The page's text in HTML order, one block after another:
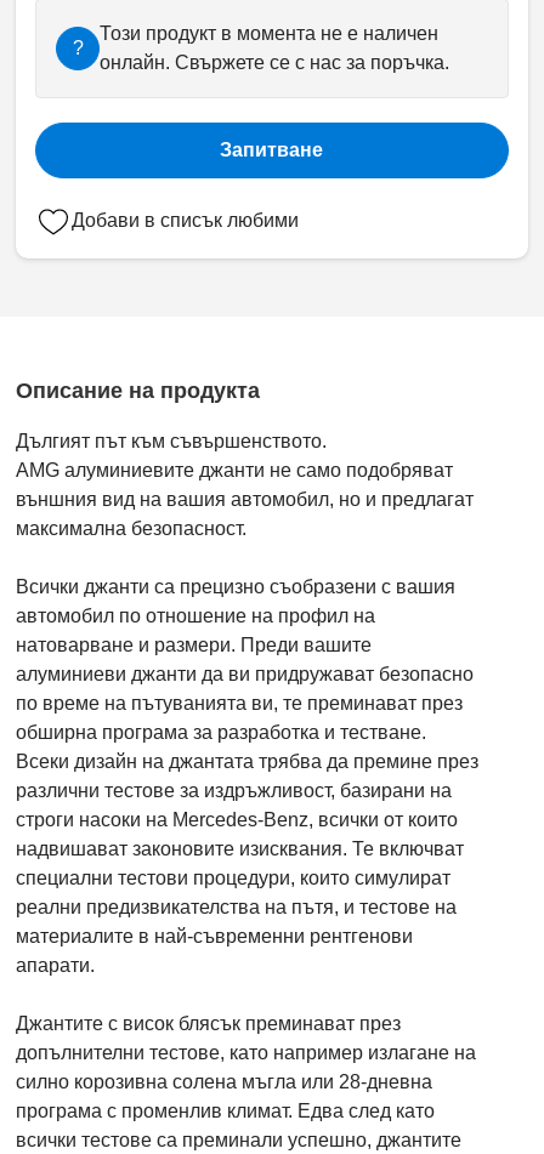
?
Този продукт в момента не е наличен
онлайн. Свържете се с нас за поръчка.
Запитване
Добави в списък любими
Описание на продукта
Дългият път към съвършенството.
AMG алуминиевите джанти не само подобряват
външния вид на вашия автомобил, но и предлагат
максимална безопасност.
Всички джанти са прецизно съобразени с вашия
автомобил по отношение на профил на
натоварване и размери. Преди вашите
алуминиеви джанти да ви придружават безопасно
по време на пътуванията ви, те преминават през
обширна програма за разработка и тестване.
Всеки дизайн на джантата трябва да премине през
различни тестове за издръжливост, базирани на
строги насоки на Mercedes-Benz, всички от които
надвишават законовите изисквания. Те включват
специални тестови процедури, които симулират
реални предизвикателства на пътя, и тестове на
материалите в най-съвременни рентгенови
апарати.
Джантите с висок блясък преминават през
допълнителни тестове, като например излагане на
силно корозивна солена мъгла или 28-дневна
програма с променлив климат. Едва след като
всички тестове са преминали успешно, джантите